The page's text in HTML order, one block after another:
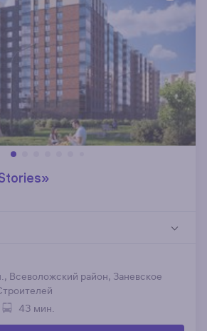
Всеволожский район, Заневское
43 мин.